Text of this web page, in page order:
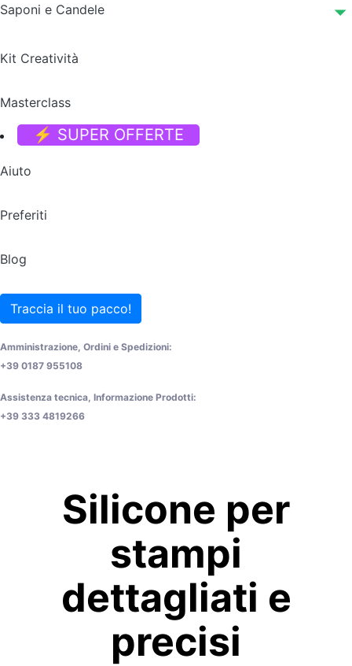
Saponi e Candele
Kit Creatività
Masterclass
⚡ SUPER OFFERTE
Aiuto
Preferiti
Blog
Traccia il tuo pacco!
Amministrazione, Ordini e Spedizioni:
+39 0187 955108
Assistenza tecnica, Informazione Prodotti:
+39 333 4819266
Silicone per
stampi
dettagliati e
precisi